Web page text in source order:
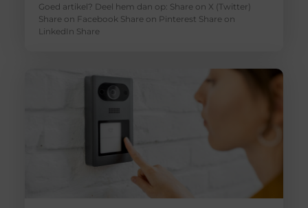
Goed artikel? Deel hem dan op: Share on X (Twitter)
Share on Facebook Share on Pinterest Share on
LinkedIn Share